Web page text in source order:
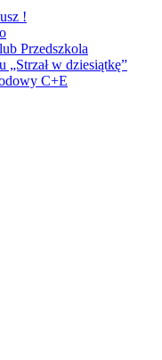
!
Przedszkola
„Strzał w dziesiątkę”
C+E